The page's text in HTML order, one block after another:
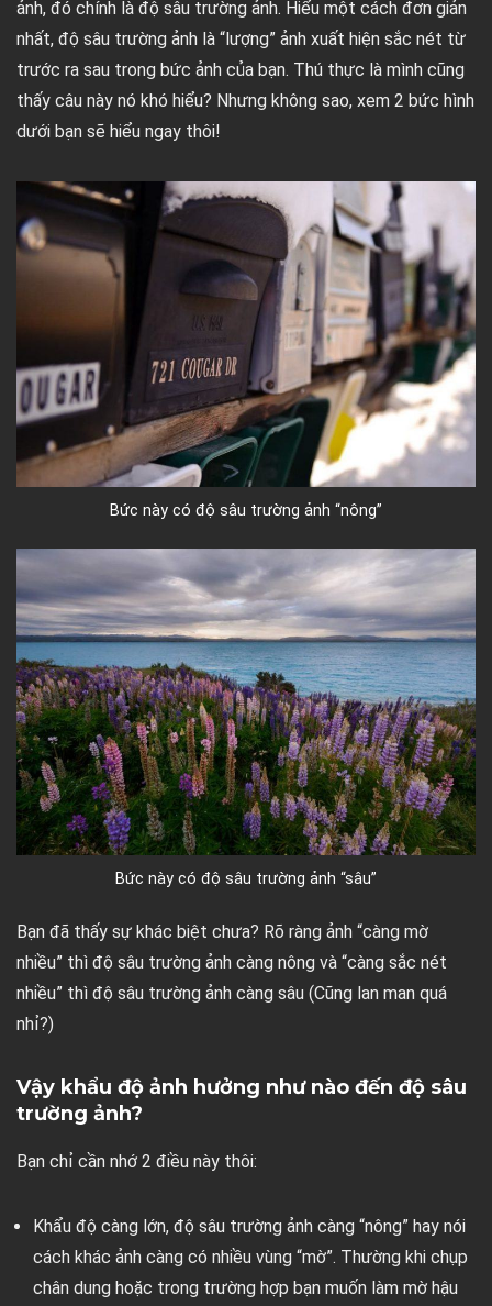
ảnh, đó chính là độ sâu trường ảnh. Hiểu một cách đơn giản
nhất, độ sâu trường ảnh là “lượng” ảnh xuất hiện sắc nét từ
trước ra sau trong bức ảnh của bạn. Thú thực là mình cũng
thấy câu này nó khó hiểu? Nhưng không sao, xem 2 bức hình
dưới bạn sẽ hiểu ngay thôi!
Bức này có độ sâu trường ảnh “nông”
Bức này có độ sâu trường ảnh “sâu”
Bạn đã thấy sự khác biệt chưa? Rõ ràng ảnh “càng mờ
nhiều” thì độ sâu trường ảnh càng nông và “càng sắc nét
nhiều” thì độ sâu trường ảnh càng sâu (Cũng lan man quá
nhỉ?)
Vậy khẩu độ ảnh hưởng như nào đến độ sâu
trường ảnh?
Bạn chỉ cần nhớ 2 điều này thôi:
Khẩu độ càng lớn, độ sâu trường ảnh càng “nông” hay nói
cách khác ảnh càng có nhiều vùng “mờ”. Thường khi chụp
chân dung hoặc trong trường hợp bạn muốn làm mờ hậu